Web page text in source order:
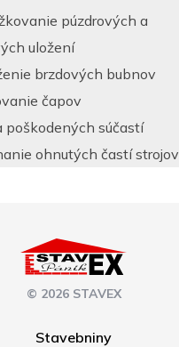
púzdrových a
uložení
brzdových bubnov
čapov
poškodených súčastí
ohnutých častí strojov
© 2026 STAVEX
Stavebniny